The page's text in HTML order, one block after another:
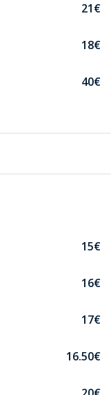
21€
18€
40€
15€
16€
17€
16.50€